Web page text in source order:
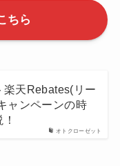
ちら
オトクローゼット
楽天Rebates(リー
ャンペーンの時